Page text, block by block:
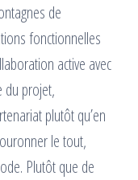
de
fonctionnelles
active avec
du projet,
plutôt qu’en
le tout,
Plutôt que de